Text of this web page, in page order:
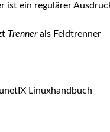
ist ein regulärer
Trennerals Feldtrenner
Linuxhandbuch